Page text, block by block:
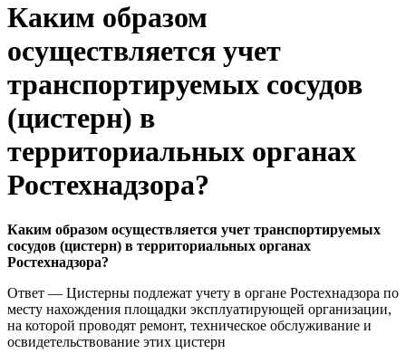
Каким образом
осуществляется учет
транспортируемых сосудов
(цистерн) в
территориальных органах
Ростехнадзора?
Каким образом осуществляется учет транспортируемых
сосудов (цистерн) в территориальных органах
Ростехнадзора?
Ответ — Цистерны подлежат учету в органе Ростехнадзора по
месту нахождения площадки эксплуатирующей организации,
на которой проводят ремонт, техническое обслуживание и
освидетельствование этих цистерн